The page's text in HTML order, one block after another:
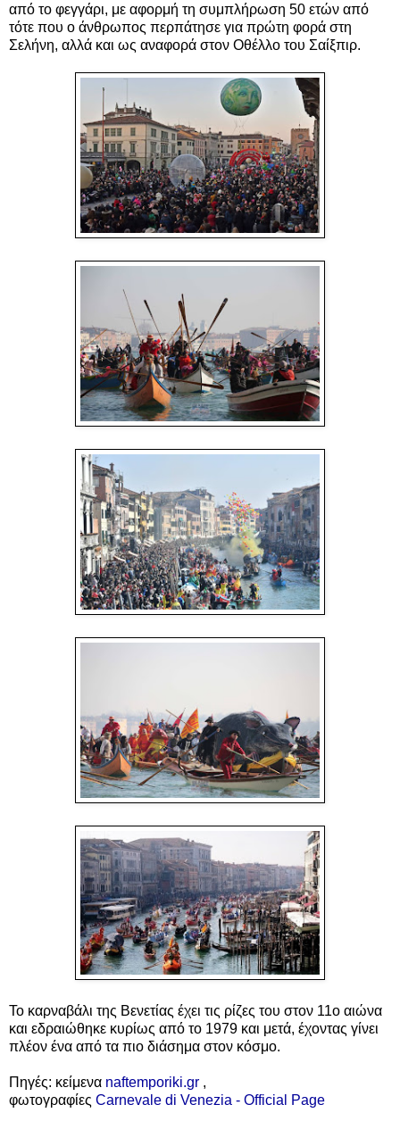
από το φεγγάρι, με αφορμή τη συμπλήρωση 50 ετών από
τότε που ο άνθρωπος περπάτησε για πρώτη φορά στη
Σελήνη, αλλά και ως αναφορά στον Οθέλλο του Σαίξπιρ.
Το καρναβάλι της Βενετίας έχει τις ρίζες του στον 11ο αιώνα
και εδραιώθηκε κυρίως από το 1979 και μετά, έχοντας γίνει
πλέον ένα από τα πιο διάσημα στον κόσμο.
Πηγές: κείμενα naftemporiki.gr ,
φωτογραφίες Carnevale di Venezia - Official Page